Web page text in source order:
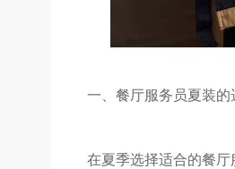
一、餐厅服务员夏装的
在夏季选择适合的餐